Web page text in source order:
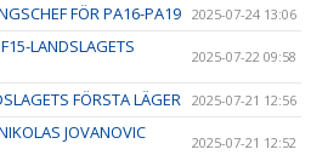
FÖR PA16-PA19 2025-07-24 13:06
LANDSLAGETS
2025-07-22 09:58
FÖRSTA LÄGER 2025-07-21 12:56
JOVANOVIC
2025-07-21 12:52